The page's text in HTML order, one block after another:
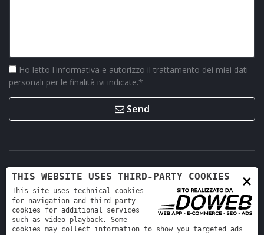
Ho letto l'informativa e autorizzo il trattamento dei miei dati
personali per le finalità ivi indicate.*
Send
×
THIS WEBSITE USES THIRD-PARTY COOKIES
This site uses technical cookies
for navigation and third-party
cookies for additional services
such as video playback. Some
cookies may collect information to show you targeted ads